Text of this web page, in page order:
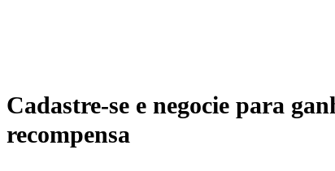
Cadastre-se e negocie para
recompensa